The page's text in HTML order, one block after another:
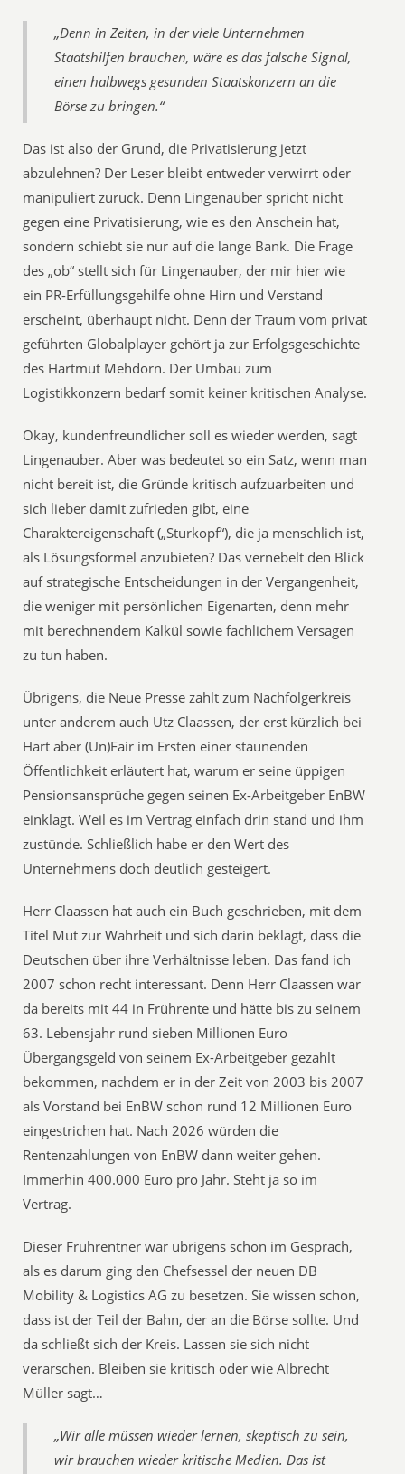
„Denn in Zeiten, in der viele Unternehmen
Staatshilfen brauchen, wäre es das falsche Signal,
einen halbwegs gesunden Staatskonzern an die
Börse zu bringen.“
Das ist also der Grund, die Privatisierung jetzt
abzulehnen? Der Leser bleibt entweder verwirrt oder
manipuliert zurück. Denn Lingenauber spricht nicht
gegen eine Privatisierung, wie es den Anschein hat,
sondern schiebt sie nur auf die lange Bank. Die Frage
des „ob“ stellt sich für Lingenauber, der mir hier wie
ein PR-Erfüllungsgehilfe ohne Hirn und Verstand
erscheint, überhaupt nicht. Denn der Traum vom privat
geführten Globalplayer gehört ja zur Erfolgsgeschichte
des Hartmut Mehdorn. Der Umbau zum
Logistikkonzern bedarf somit keiner kritischen Analyse.
Okay, kundenfreundlicher soll es wieder werden, sagt
Lingenauber. Aber was bedeutet so ein Satz, wenn man
nicht bereit ist, die Gründe kritisch aufzuarbeiten und
sich lieber damit zufrieden gibt, eine
Charaktereigenschaft („Sturkopf“), die ja menschlich ist,
als Lösungsformel anzubieten? Das vernebelt den Blick
auf strategische Entscheidungen in der Vergangenheit,
die weniger mit persönlichen Eigenarten, denn mehr
mit berechnendem Kalkül sowie fachlichem Versagen
zu tun haben.
Übrigens, die Neue Presse zählt zum Nachfolgerkreis
unter anderem auch Utz Claassen, der erst kürzlich bei
Hart aber (Un)Fair im Ersten einer staunenden
Öffentlichkeit erläutert hat, warum er seine üppigen
Pensionsansprüche gegen seinen Ex-Arbeitgeber EnBW
einklagt. Weil es im Vertrag einfach drin stand und ihm
zustünde. Schließlich habe er den Wert des
Unternehmens doch deutlich gesteigert.
Herr Claassen hat auch ein Buch geschrieben, mit dem
Titel Mut zur Wahrheit und sich darin beklagt, dass die
Deutschen über ihre Verhältnisse leben. Das fand ich
2007 schon recht interessant. Denn Herr Claassen war
da bereits mit 44 in Frührente und hätte bis zu seinem
63. Lebensjahr rund sieben Millionen Euro
Übergangsgeld von seinem Ex-Arbeitgeber gezahlt
bekommen, nachdem er in der Zeit von 2003 bis 2007
als Vorstand bei EnBW schon rund 12 Millionen Euro
eingestrichen hat. Nach 2026 würden die
Rentenzahlungen von EnBW dann weiter gehen.
Immerhin 400.000 Euro pro Jahr. Steht ja so im
Vertrag.
Dieser Frührentner war übrigens schon im Gespräch,
als es darum ging den Chefsessel der neuen DB
Mobility & Logistics AG zu besetzen. Sie wissen schon,
dass ist der Teil der Bahn, der an die Börse sollte. Und
da schließt sich der Kreis. Lassen sie sich nicht
verarschen. Bleiben sie kritisch oder wie Albrecht
Müller sagt…
„Wir alle müssen wieder lernen, skeptisch zu sein,
wir brauchen wieder kritische Medien. Das ist